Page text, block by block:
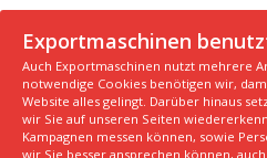
© 2026
Über uns
AGB
Impressum
Hersteller
Unsere Top Maschinen #2
Exportmaschinen
Auch Exportmaschinen nutzt mehrere
notwendige Cookies benötigen wir,
Website alles gelingt. Darüber hinaus
wir Sie auf unseren Seiten
Kampagnen messen können, sowie
wir Sie besser ansprechen können,